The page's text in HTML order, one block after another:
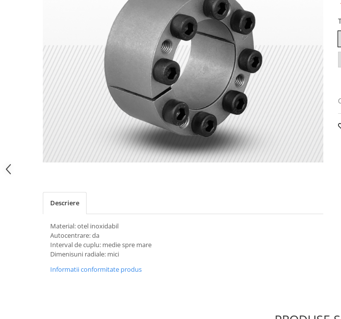
Descriere
Material: otel inoxidabil
Autocentrare: da
Interval de cuplu: medie spre mare
Dimenisuni radiale: mici
Informatii conformitate produs